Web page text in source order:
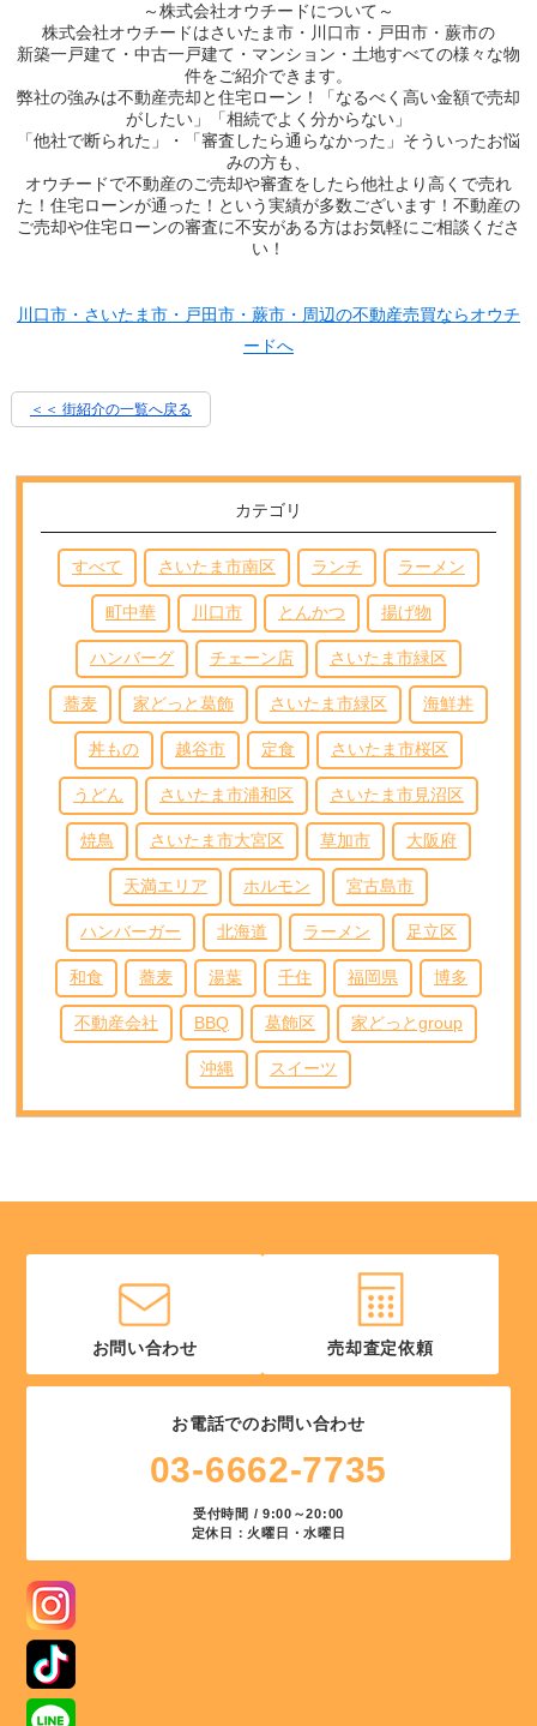
～株式会社オウチードについて～
株式会社オウチードはさいたま市・川口市・戸田市・蕨市の
新築一戸建て・中古一戸建て・マンション・土地すべての様々な物
件をご紹介できます。
弊社の強みは不動産売却と住宅ローン！「なるべく高い金額で売却
がしたい」「相続でよく分からない」
「他社で断られた」・「審査したら通らなかった」そういったお悩
みの方も、
オウチードで不動産のご売却や審査をしたら他社より高くで売れ
た！住宅ローンが通った！という実績が多数ございます！不動産の
ご売却や住宅ローンの審査に不安がある方はお気軽にご相談くださ
い！
川口市・さいたま市・戸田市・蕨市・周辺の不動産売買ならオウチ
ードへ
＜＜ 街紹介の一覧へ戻る
カテゴリ
すべて さいたま市南区 ランチ ラーメン
町中華 川口市 とんかつ 揚げ物
ハンバーグ チェーン店 さいたま市緑区
蕎麦 家どっと葛飾 さいたま市緑区 海鮮丼
丼もの 越谷市 定食 さいたま市桜区
うどん さいたま市浦和区 さいたま市見沼区
焼鳥 さいたま市大宮区 草加市 大阪府
天満エリア ホルモン 宮古島市
ハンバーガー 北海道 ラーメン 足立区
和食 蕎麦 湯葉 千住 福岡県 博多
不動産会社 BBQ 葛飾区 家どっとgroup
沖縄 スイーツ
お電話でのお問い合わせ
03-6662-7735
受付時間 / 9:00～20:00
定休日：火曜日・水曜日
お問い合わせ 売却査定依頼